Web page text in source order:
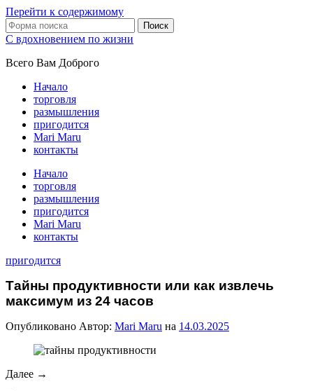
Перейти к содержимому
Поиск
С вдохновением по жизни
Всего Вам Доброго
Начало
торговля
размышления
пригодится
Mari Maru
контакты
Начало
торговля
размышления
пригодится
Mari Maru
контакты
пригодится
Тайны продуктивности или как извлечь
максимум из 24 часов
Опубликовано Автор: Mari Maru на 14.03.2025
Далее →